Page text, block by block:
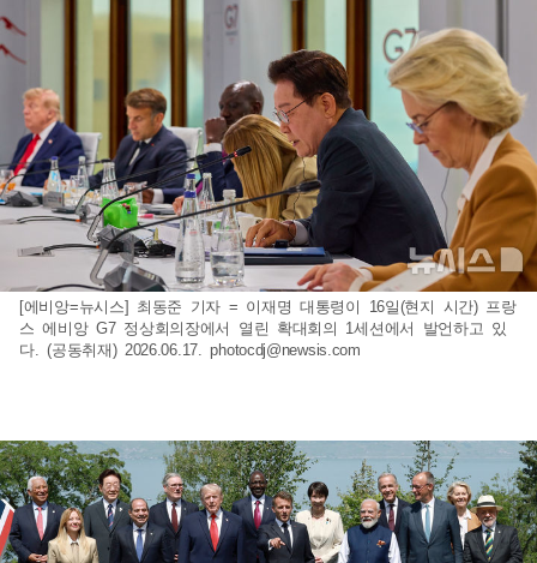
[에비앙=뉴시스] 최동준 기자 = 이재명 대통령이 16일(현지 시간) 프랑
스 에비앙 G7 정상회의장에서 열린 확대회의 1세션에서 발언하고 있
다. (공동취재) 2026.06.17.photocdj@newsis.com